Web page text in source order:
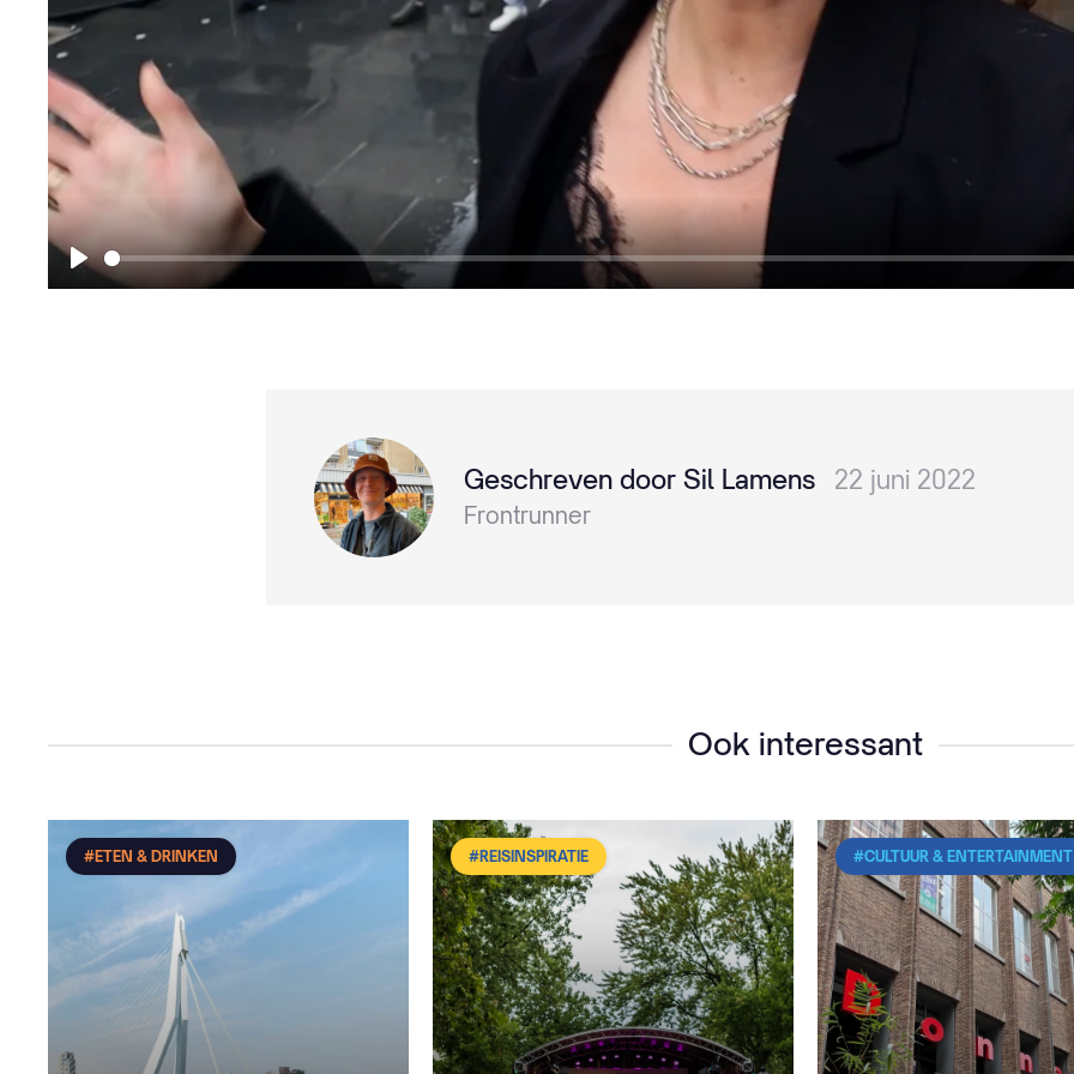
Play
Geschreven door Sil Lamens 22 juni 2022
Frontrunner
Ook interessant
#ETEN & DRINKEN #REISINSPIRATIE #CULTUUR & ENTERTAINMENT